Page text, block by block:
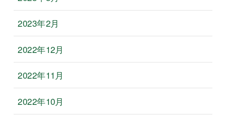
2023年2月
2022年12月
2022年11月
2022年10月